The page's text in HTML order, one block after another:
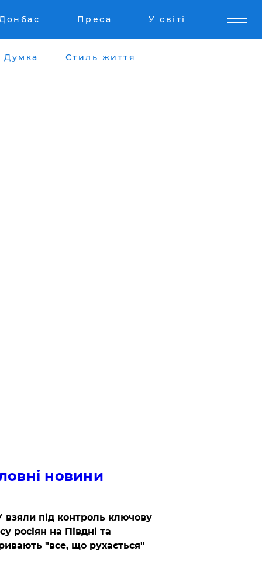
Преса У світі
Думка Стиль життя
новини
взяли під контроль ключову
росіян на Півдні та
"все, що рухається"